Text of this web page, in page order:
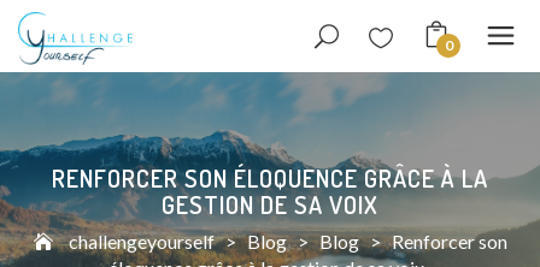
0
RENFORCER SON ÉLOQUENCE GRÂCE À LA
GESTION DE SA VOIX
challengeyourself > Blog > Blog > Renforcer son